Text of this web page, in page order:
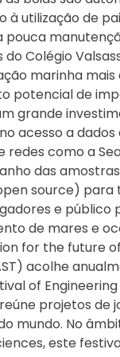
à utilização de
pouca
do Colégio
marinha mais
potencial de
grande
acesso a
redes como a
das
source) para
e público
de mares e
for the future
acolhe
of
projetos de
mundo. No
este